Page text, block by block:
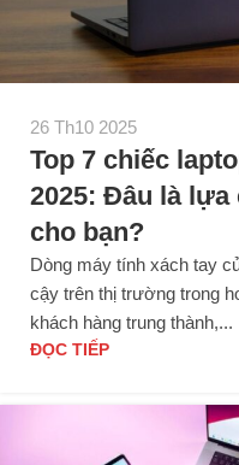
26 Th10 2025
Top 7 chiếc
2025: Đâu là
cho bạn?
Dòng máy tính xách tay
cậy trên thị trường trong
khách hàng trung thành,...
ĐỌC TIẾP